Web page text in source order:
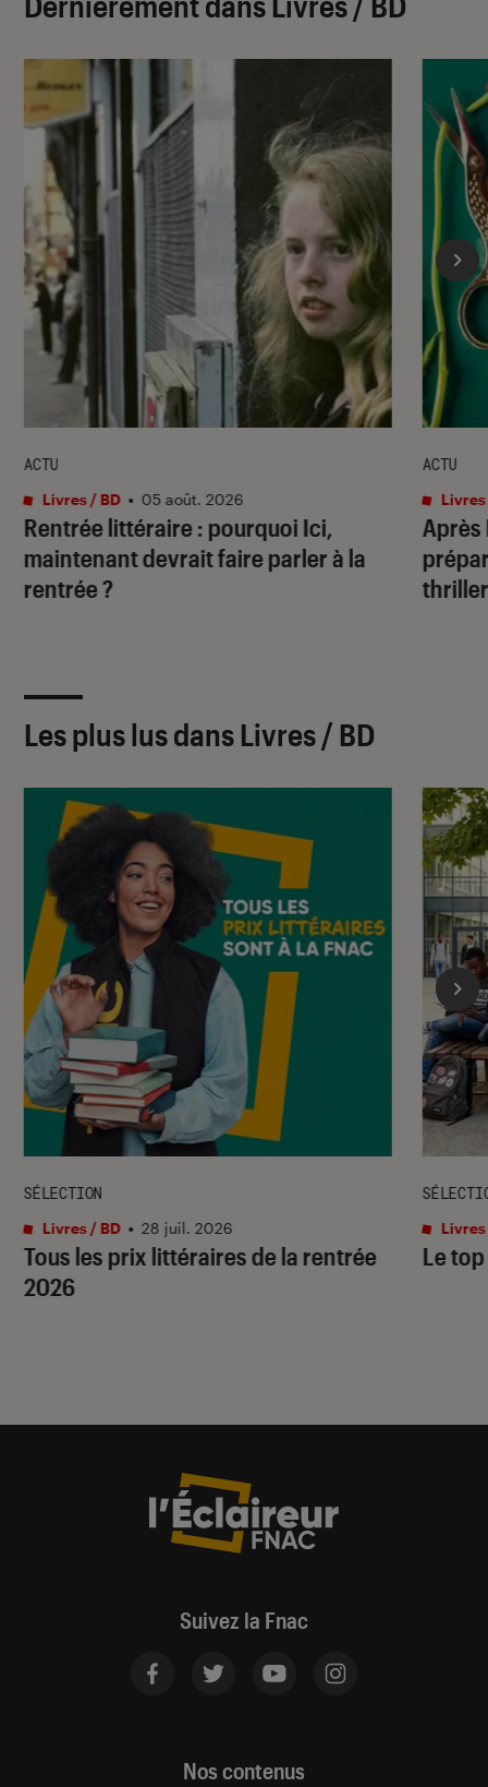
Rentrée littéraire : pourquoi Ici,
maintenant devrait faire parler à la
rentrée ?
ACTU
Livres / BD • 05 août. 2026
Après
ACTU
Livres
Les plus lus dans Livres / BD
Tous les prix littéraires de la rentrée
2026
SÉLECTION
Livres / BD • 28 juil. 2026
Le
Livres
Suivez la Fnac
Nos contenus